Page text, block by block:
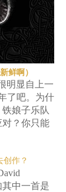
鲜啊）
明显自上一
了吧。为什
娘子乐队
？你只能
创作？
其中一首是